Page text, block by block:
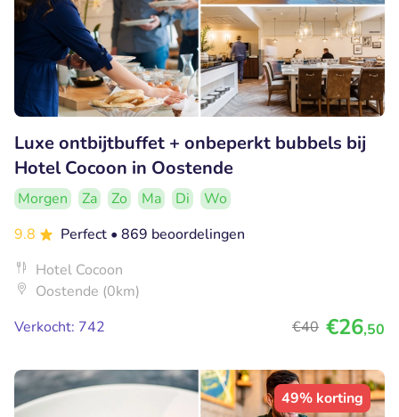
Luxe ontbijtbuffet + onbeperkt bubbels bij
Hotel Cocoon in Oostende
Morgen Za Zo Ma Di
Wo
9.8
Perfect • 869 beoordelingen
Hotel Cocoon
Oostende (0km)
Verkocht: 742
€40 €26,50
49% korting